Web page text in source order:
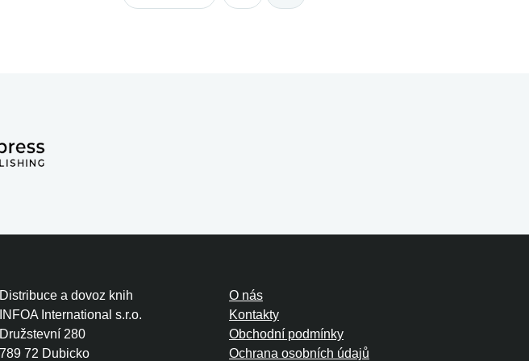
Distribuce a dovoz knih
INFOA International s.r.o.
Družstevní 280
789 72 Dubicko
O nás
Kontakty
Obchodní podmínky
Ochrana osobních údajů